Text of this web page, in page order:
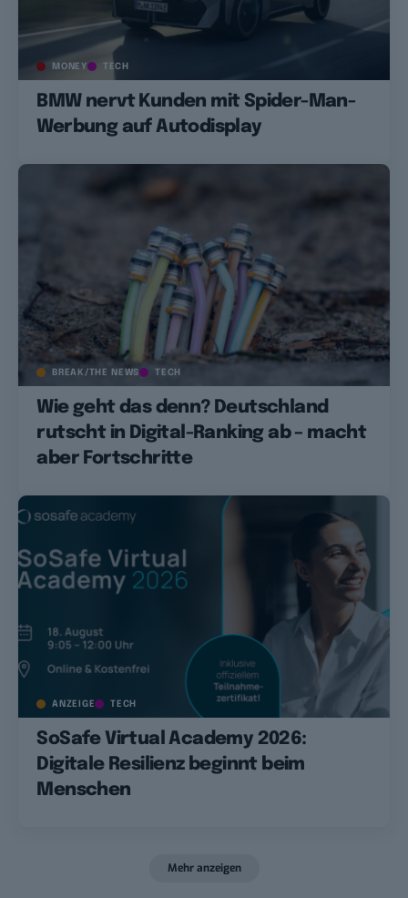
MONEY TECH
BMW nervt Kunden mit Spider-Man-
Werbung auf Autodisplay
BREAK/THE NEWS TECH
Wie geht das denn? Deutschland
rutscht in Digital-Ranking ab – macht
aber Fortschritte
ANZEIGE TECH
SoSafe Virtual Academy 2026:
Digitale Resilienz beginnt beim
Menschen
Mehr anzeigen